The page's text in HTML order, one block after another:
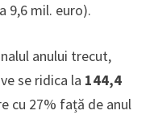
9,6 mil. euro).
anului trecut,
se ridica la 144,4
cu 27% față de anul